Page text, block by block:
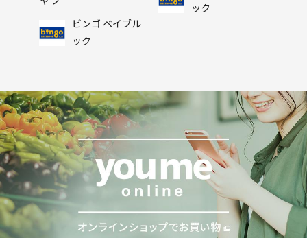
ビンゴ ベイブル
ック
ック